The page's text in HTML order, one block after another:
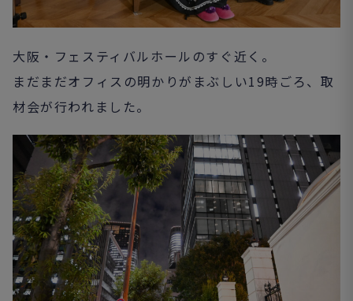
大阪・フェスティバルホールのすぐ近く。
まだまだオフィスの明かりがまぶしい19時ごろ、取
材会が行われました。